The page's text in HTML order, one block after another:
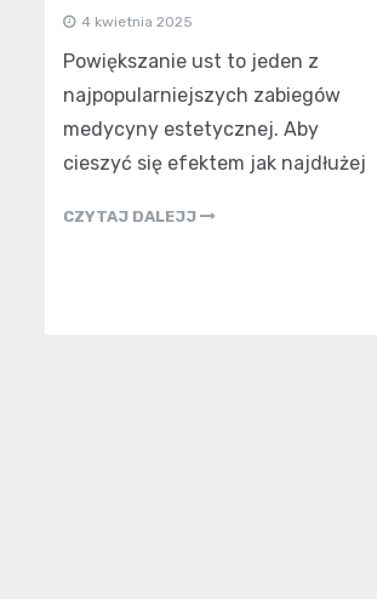
4 kwietnia 2025
Powiększanie ust to jeden z
najpopularniejszych zabiegów
medycyny estetycznej. Aby
cieszyć się efektem jak najdłużej
CZYTAJ DALEJJ